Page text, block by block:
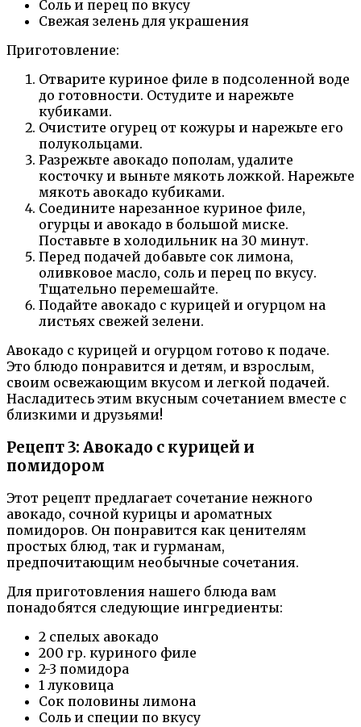
Соль и перец по вкусу
Свежая зелень для украшения
Приготовление:
Отварите куриное филе в подсоленной воде
до готовности. Остудите и нарежьте
кубиками.
Очистите огурец от кожуры и нарежьте его
полукольцами.
Разрежьте авокадо пополам, удалите
косточку и выньте мякоть ложкой. Нарежьте
мякоть авокадо кубиками.
Соедините нарезанное куриное филе,
огурцы и авокадо в большой миске.
Поставьте в холодильник на 30 минут.
Перед подачей добавьте сок лимона,
оливковое масло, соль и перец по вкусу.
Тщательно перемешайте.
Подайте авокадо с курицей и огурцом на
листьях свежей зелени.
Авокадо с курицей и огурцом готово к подаче.
Это блюдо понравится и детям, и взрослым,
своим освежающим вкусом и легкой подачей.
Насладитесь этим вкусным сочетанием вместе с
близкими и друзьями!
Рецепт 3: Авокадо с курицей и
помидором
Этот рецепт предлагает сочетание нежного
авокадо, сочной курицы и ароматных
помидоров. Он понравится как ценителям
простых блюд, так и гурманам,
предпочитающим необычные сочетания.
Для приготовления нашего блюда вам
понадобятся следующие ингредиенты:
2 спелых авокадо
200 гр. куриного филе
2-3 помидора
1 луковица
Сок половины лимона
Соль и специи по вкусу